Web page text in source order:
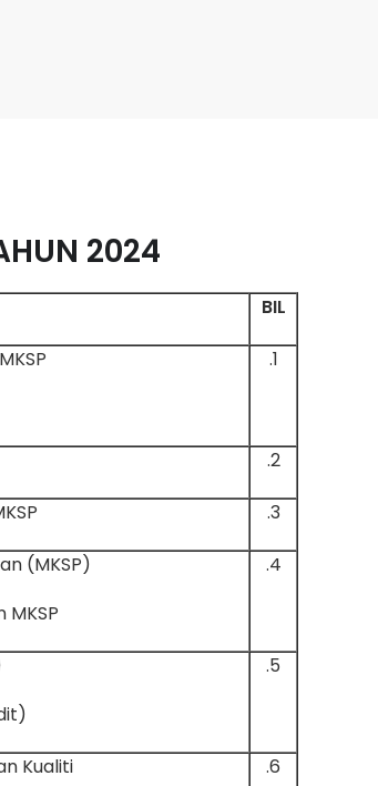
2024
BIL
1.
2.
3.
4.
(MKSP)
5.
(bagi lokasi yang akan diaudit)
6.
Kualiti